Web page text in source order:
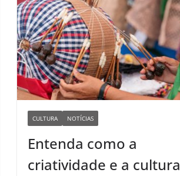
CULTURA NOTÍCIAS
Entenda como a
criatividade e a cultura